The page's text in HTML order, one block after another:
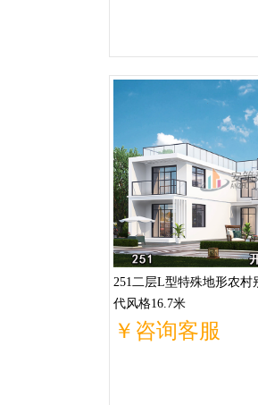
251二层L型特殊地形农村
代风格16.7米
￥咨询客服